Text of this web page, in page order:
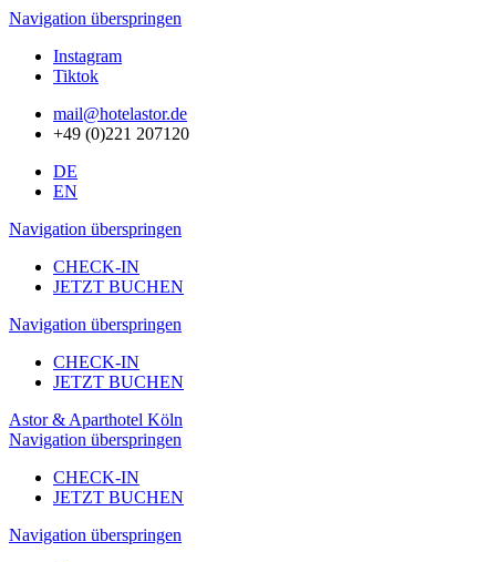
Navigation überspringen
Instagram
Tiktok
mail@hotelastor.de
+49 (0)221 207120
DE
EN
Navigation überspringen
CHECK-IN
JETZT BUCHEN
Navigation überspringen
CHECK-IN
JETZT BUCHEN
Astor & Aparthotel Köln
Navigation überspringen
CHECK-IN
JETZT BUCHEN
Navigation überspringen